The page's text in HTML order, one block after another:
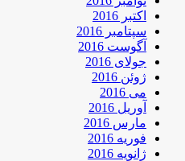
اکتبر 2016
سپتامبر 2016
آگوست 2016
جولای 2016
ژوئن 2016
می 2016
آوریل 2016
مارس 2016
فوریه 2016
ژانویه 2016